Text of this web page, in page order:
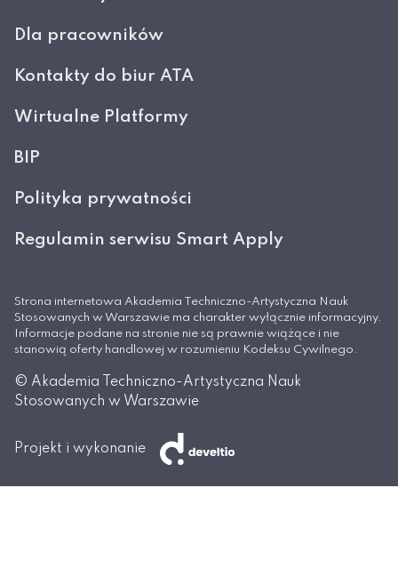
Dla pracowników
Kontakty do biur ATA
Wirtualne Platformy
BIP
Polityka prywatności
Regulamin serwisu Smart Apply
Strona internetowa Akademia Techniczno-Artystyczna Nauk
Stosowanych w Warszawie ma charakter wyłącznie informacyjny.
Informacje podane na stronie nie są prawnie wiążące i nie
stanowią oferty handlowej w rozumieniu Kodeksu Cywilnego.
© Akademia Techniczno-Artystyczna Nauk
Stosowanych w Warszawie
Projekt i wykonanie